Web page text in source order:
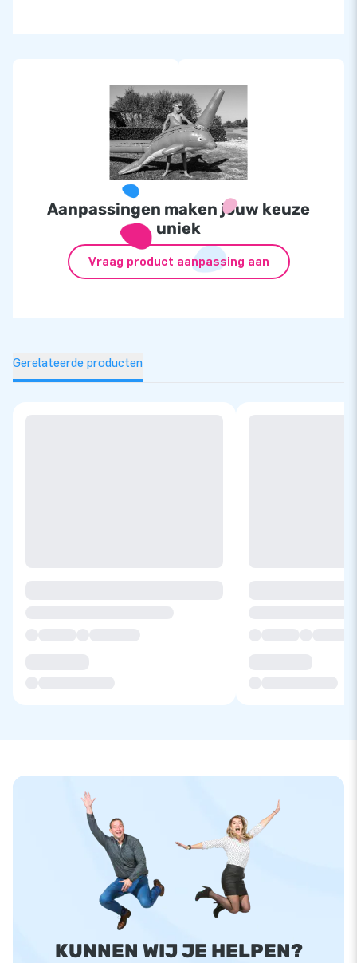
Aanpassingen maken jouw keuze
uniek
Vraag product aanpassing aan
Gerelateerde producten
KUNNEN WIJ JE HELPEN?